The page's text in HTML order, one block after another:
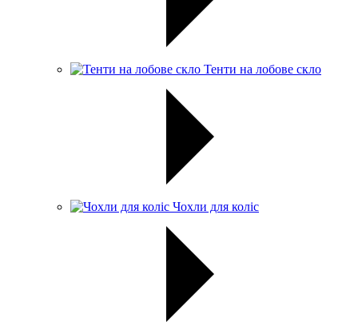
Тенти на лобове скло
Чохли для коліс